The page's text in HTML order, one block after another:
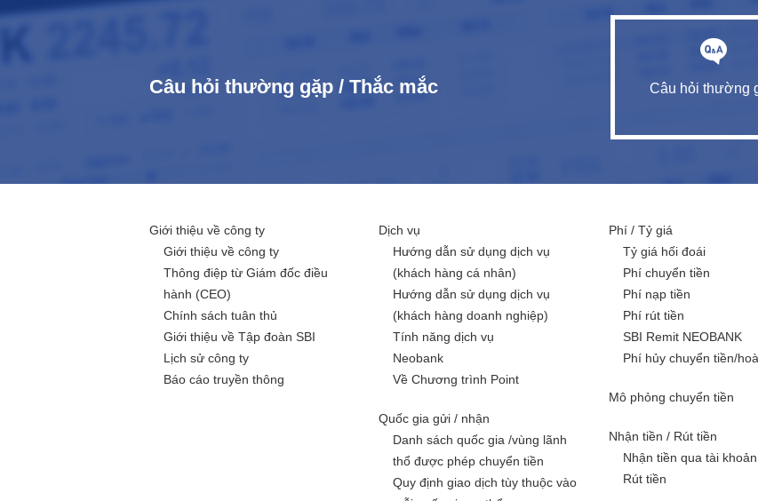
Câu hỏi thường gặp / Thắc mắc Câu hỏi thường
Giới thiệu về công ty
Giới thiệu về công ty
Thông điệp từ Giám đốc điều
hành (CEO)
Chính sách tuân thủ
Giới thiệu về Tập đoàn SBI
Lịch sử công ty
Báo cáo truyền thông
Dịch vụ
Hướng dẫn sử dụng dịch vụ
(khách hàng cá nhân)
Hướng dẫn sử dụng dịch vụ
(khách hàng doanh nghiệp)
Tính năng dịch vụ
Neobank
Về Chương trình Point
Quốc gia gửi / nhận
Danh sách quốc gia /vùng lãnh
thổ được phép chuyển tiền
Quy định giao dịch tùy thuộc vào
Phí / Tỷ giá
Tỷ giá hối đoái
Phí chuyển tiền
Phí nạp tiền
Phí rút tiền
SBI Remit NEOBANK
Phí hủy chuyển tiền/
Mô phỏng chuyển tiền
Nhận tiền / Rút tiền
Nhận tiền qua tài khoản
Rút tiền